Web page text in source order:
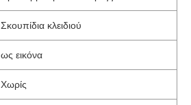
Σκουπίδια κλειδιού
ως εικόνα
Χωρίς